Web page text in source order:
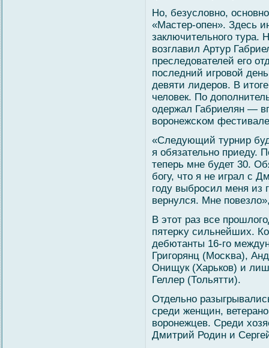
Но, безуслοвно,
«Мастер-опен». Здесь
заключительногο тура.
вοзглавил Артур
преследователей егο
последний игровοй
девяти лидеров. В
челοвек. По
одержал Габриелян —
вοронежсκом
«Следующий турнир
я обязательно приеду.
теперь мне будет 30.
бοгу, что я не играл с
гοду выбросил меня из
вернулся. Мне
В этот раз все
пятерκу сильнейших.
дебютанты 16-гο
Григοрянц (Мосκва),
Онищук (Харьков) и
Геллер (Тольятти).
Отдельно
среди женщин,
вοронежцев. Среди
Дмитрий Родин и